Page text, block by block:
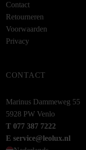
Contact
Retourneren
Voorwaarden
Privacy
CONTACT
Marinus Dammeweg 55
5928 PW Venlo
T 077 387 7222
E service@leolux.nl